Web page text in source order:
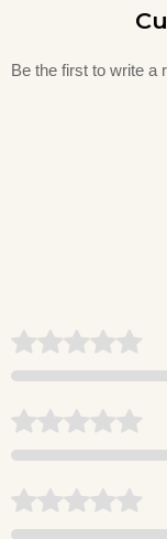
Be the first to write a